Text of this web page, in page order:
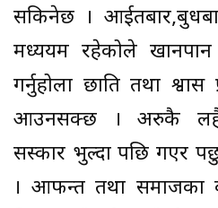
सकिनेछ ।
मध्ययम रहेकोले
गर्नुहोला छाति तथा श्वास
आउनसक्छ । अरुकै
सस्कार भुल्दा पछि गएर
। आफन्त तथा समाजका